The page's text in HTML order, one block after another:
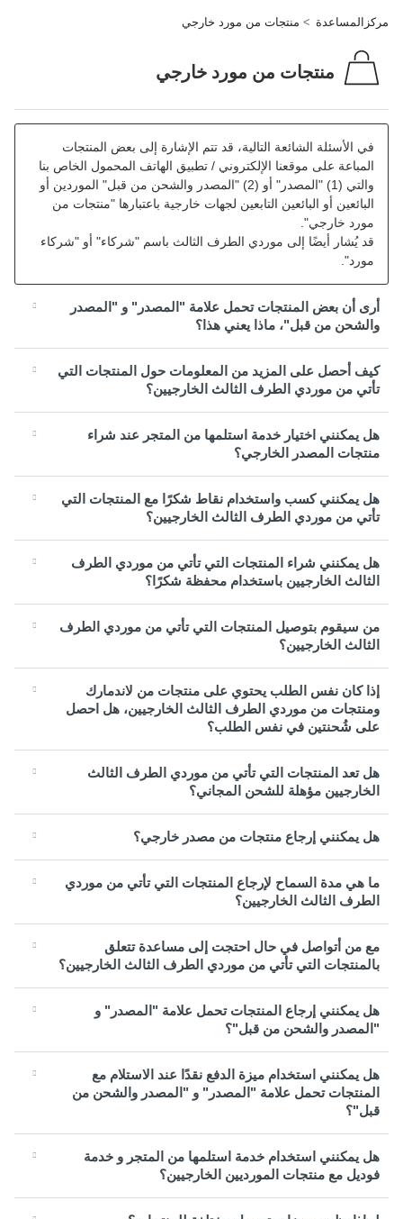
مركزالمساعدة منتجات من مورد خارجي
منتجات من مورد خارجي
في الأسئلة الشائعة التالية، قد تتم الإشارة إلى بعض المنتجات
المباعة على موقعنا الإلكتروني / تطبيق الهاتف المحمول الخاص بنا
والتي (1) "المصدر" أو (2) "المصدر والشحن من قبل" الموردين أو
البائعين أو البائعين التابعين لجهات خارجية باعتبارها "منتجات من
مورد خارجي".
قد يُشار أيضًا إلى موردي الطرف الثالث باسم "شركاء" أو "شركاء
مورد".
أرى أن بعض المنتجات تحمل علامة "المصدر" و "المصدر
والشحن من قبل"، ماذا يعني هذا؟
كيف أحصل على المزيد من المعلومات حول المنتجات التي
تأتي من موردي الطرف الثالث الخارجيين؟
هل يمكنني اختيار خدمة استلمها من المتجر عند شراء
منتجات المصدر الخارجي؟
هل يمكنني كسب واستخدام نقاط شكرًا مع المنتجات التي
تأتي من موردي الطرف الثالث الخارجيين؟
هل يمكنني شراء المنتجات التي تأتي من موردي الطرف
الثالث الخارجيين باستخدام محفظة شكرًا؟
من سيقوم بتوصيل المنتجات التي تأتي من موردي الطرف
الثالث الخارجيين؟
إذا كان نفس الطلب يحتوي على منتجات من لاندمارك
ومنتجات من موردي الطرف الثالث الخارجيين، هل احصل
على شُحنتين في نفس الطلب؟
هل تعد المنتجات التي تأتي من موردي الطرف الثالث
الخارجيين مؤهلة للشحن المجاني؟
هل يمكنني إرجاع منتجات من مصدر خارجي؟
ما هي مدة السماح لإرجاع المنتجات التي تأتي من موردي
الطرف الثالث الخارجيين؟
مع من أتواصل في حال احتجت إلى مساعدة تتعلق
بالمنتجات التي تأتي من موردي الطرف الثالث الخارجيين؟
هل يمكنني إرجاع المنتجات تحمل علامة "المصدر" و
"المصدر والشحن من قبل"؟
هل يمكنني استخدام ميزة الدفع نقدًا عند الاستلام مع
المنتجات تحمل علامة "المصدر" و "المصدر والشحن من
قبل"؟
هل يمكنني استخدام خدمة استلمها من المتجر و خدمة
فوديل مع منتجات المورديين الخارجيين؟